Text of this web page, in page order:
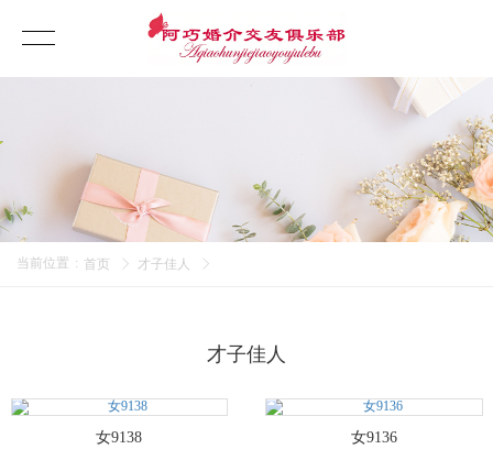
当前位置 : 首页 才子佳人
才子佳人
女9138 女9136